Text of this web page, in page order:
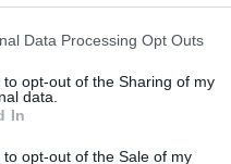
Data Processing Opt Outs
to opt-out of the Sharing of my
data.
In
to opt-out of the Sale of my